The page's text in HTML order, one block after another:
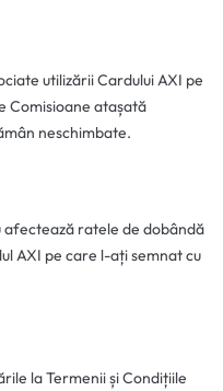
utilizării Cardului AXI pe
Comisioane atașată
neschimbate.
ratele de dobândă
AXI pe care l-ați semnat cu
la Termenii și Condițiile